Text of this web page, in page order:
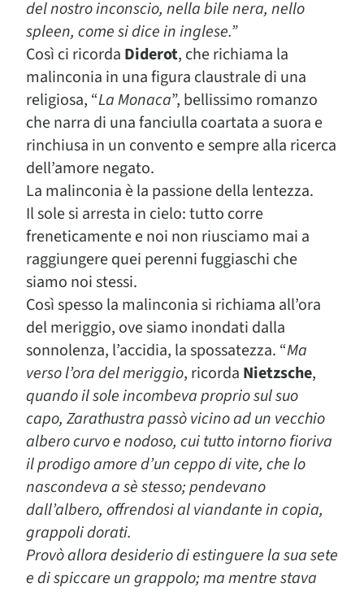
del nostro inconscio, nella bile nera, nello
spleen, come si dice in inglese.”
Così ci ricorda Diderot, che richiama la
malinconia in una figura claustrale di una
religiosa, “La Monaca”, bellissimo romanzo
che narra di una fanciulla coartata a suora e
rinchiusa in un convento e sempre alla ricerca
dell’amore negato.
La malinconia è la passione della lentezza.
Il sole si arresta in cielo: tutto corre
freneticamente e noi non riusciamo mai a
raggiungere quei perenni fuggiaschi che
siamo noi stessi.
Così spesso la malinconia si richiama all’ora
del meriggio, ove siamo inondati dalla
sonnolenza, l’accidia, la spossatezza. “Ma
verso l’ora del meriggio, ricorda Nietzsche,
quando il sole incombeva proprio sul suo
capo, Zarathustra passò vicino ad un vecchio
albero curvo e nodoso, cui tutto intorno fioriva
il prodigo amore d’un ceppo di vite, che lo
nascondeva a sè stesso; pendevano
dall’albero, offrendosi al viandante in copia,
grappoli dorati.
Provò allora desiderio di estinguere la sua sete
e di spiccare un grappolo; ma mentre stava